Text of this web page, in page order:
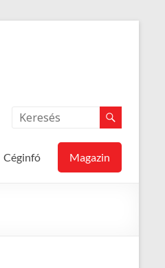
Céginfó Magazin